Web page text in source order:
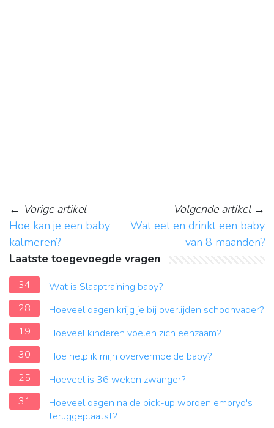
← Vorige artikel
Hoe kan je een baby
kalmeren?
Volgende artikel→
Wat eet en drinkt een baby
van 8 maanden?
Laatste toegevoegde vragen
34
Wat is Slaaptraining baby?
28
Hoeveel dagen krijg je bij overlijden schoonvader?
19
Hoeveel kinderen voelen zich eenzaam?
30
Hoe help ik mijn oververmoeide baby?
25
Hoeveel is 36 weken zwanger?
31
Hoeveel dagen na de pick-up worden embryo's
teruggeplaatst?